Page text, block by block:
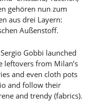
gehören nun zum
aus drei Layern:
Außenstoff.
Gobbi launched
leftovers from Milan’s
and even cloth pots
and follow their
and trendy (fabrics).